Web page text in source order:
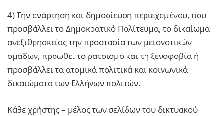
4) Την ανάρτηση και δημοσίευση περιεχομένου, που
προσβάλλει το Δημοκρατικό Πολίτευμα, το δικαίωμα
ανεξιθρησκείας την προστασία των μειονοτικών
ομάδων, προωθεί το ρατσισμό και τη ξενοφοβία ή
προσβάλλει τα ατομικά πολιτικά και κοινωνικά
δικαιώματα των Ελλήνων πολιτών.
Κάθε χρήστης – μέλος των σελίδων του δικτυακού